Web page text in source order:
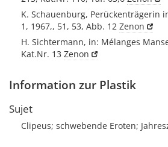
K. Schauenburg, Perückenträgerin
1, 1967,, 51, 53, Abb. 12 Zenon
H. Sichtermann, in: Mélanges
Kat.Nr. 13 Zenon
Information zur Plastik
Sujet
Clipeus; schwebende Eroten;